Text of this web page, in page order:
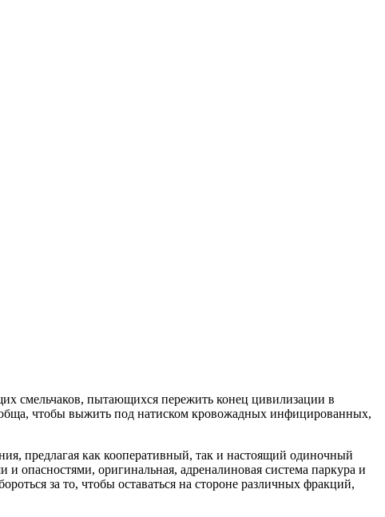
смельчаков, пытающихся пережить конец цивилизации в
чтобы выжить под натиском кровожадных инфицированных,
предлагая как кооперативный, так и настоящий одиночный
опасностями, оригинальная, адреналиновая система паркура и
за то, чтобы оставаться на стороне различных фракций,